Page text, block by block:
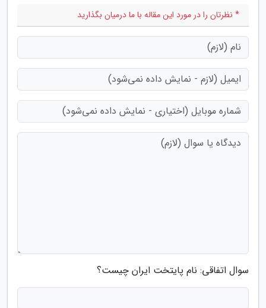
* نظرتان را در مورد این مقاله با ما درمیان بگذارید
سوال اتفاقی: نام پایتخت ایران چیست؟